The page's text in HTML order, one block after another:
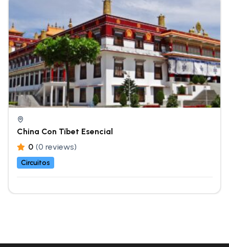
China Con Tíbet Esencial
0 (0 reviews)
Circuitos